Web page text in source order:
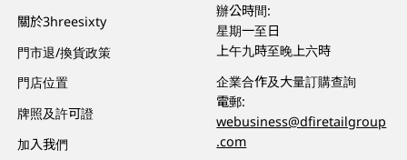
關於3hreesixty
門市退/換貨政策
門店位置
牌照及許可證
加入我們
辦公時間:
星期一至日
上午九時至晚上六時
企業合作及大量訂購查詢
電郵:
webusiness@dfiretailgroup
.com